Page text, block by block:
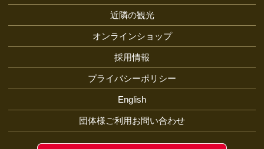
近隣の観光
オンラインショップ
採用情報
プライバシーポリシー
English
団体様ご利用お問い合わせ